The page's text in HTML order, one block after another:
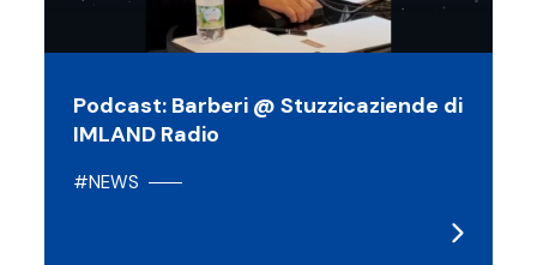
Podcast: Barberi @ Stuzzicaziende di
IMLAND Radio
#NEWS